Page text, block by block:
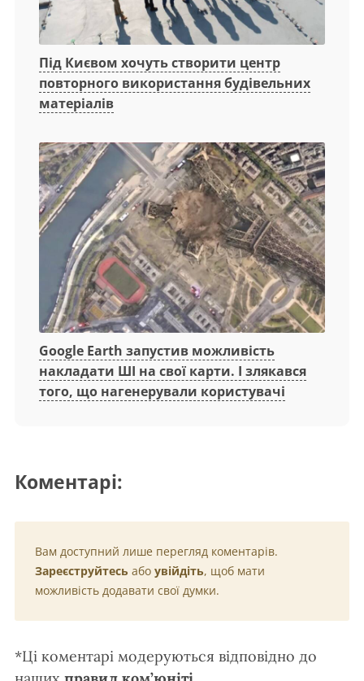
Під Києвом хочуть створити центр
повторного використання будівельних
матеріалів
Google Earth запустив можливість
накладати ШІ на свої карти. І злякався
того, що нагенерували користувачі
Коментарі:
Вам доступний лише перегляд коментарів.
Зареєструйтесь або увійдіть, щоб мати
можливість додавати свої думки.
*Ці коментарі модеруються відповідно до